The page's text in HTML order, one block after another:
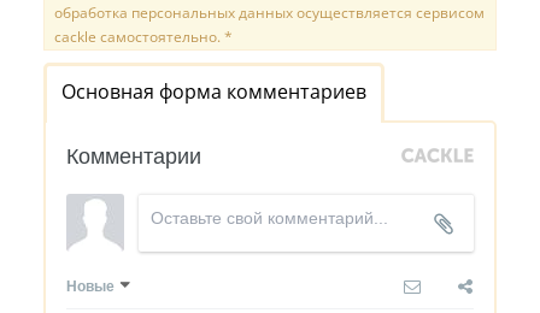
обработка персональных данных осуществляется сервисом
cackle самостоятельно. *
Основная форма комментариев
Комментарии
Новые